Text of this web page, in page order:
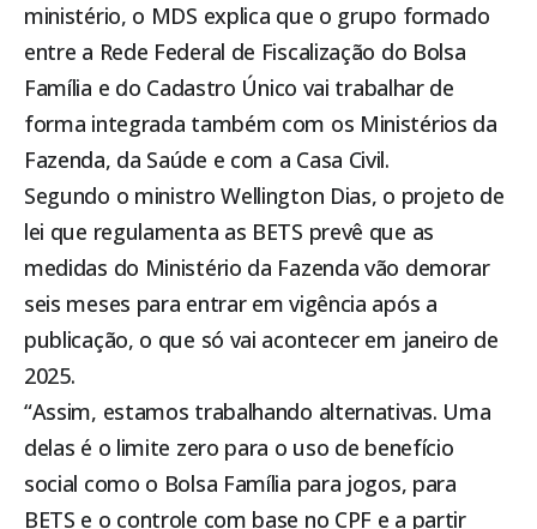
ministério, o MDS explica que o grupo formado
entre a Rede Federal de Fiscalização do Bolsa
Família e do Cadastro Único vai trabalhar de
forma integrada também com os Ministérios da
Fazenda, da Saúde e com a Casa Civil.
Segundo o ministro Wellington Dias, o projeto de
lei que regulamenta as BETS prevê que as
medidas do Ministério da Fazenda vão demorar
seis meses para entrar em vigência após a
publicação, o que só vai acontecer em janeiro de
2025.
“Assim, estamos trabalhando alternativas. Uma
delas é o limite zero para o uso de benefício
social como o Bolsa Família para jogos, para
BETS e o controle com base no CPF e a partir